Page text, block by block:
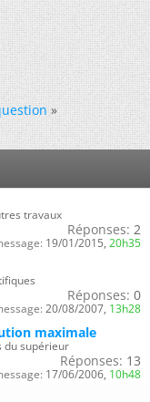
»
travaux
Réponses: 2
19/01/2015, 20h35
Réponses: 0
20/08/2007, 13h28
maximale
du supérieur
Réponses: 13
17/06/2006, 10h48